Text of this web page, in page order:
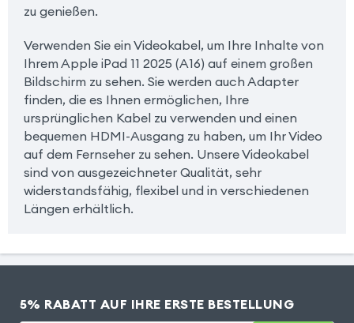
zu genießen.
Verwenden Sie ein Videokabel, um Ihre Inhalte von
Ihrem Apple iPad 11 2025 (A16) auf einem großen
Bildschirm zu sehen. Sie werden auch Adapter
finden, die es Ihnen ermöglichen, Ihre
ursprünglichen Kabel zu verwenden und einen
bequemen HDMI-Ausgang zu haben, um Ihr Video
auf dem Fernseher zu sehen. Unsere Videokabel
sind von ausgezeichneter Qualität, sehr
widerstandsfähig, flexibel und in verschiedenen
Längen erhältlich.
5% RABATT AUF IHRE ERSTE BESTELLUNG